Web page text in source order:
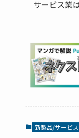
サービス業
新製品/サービス